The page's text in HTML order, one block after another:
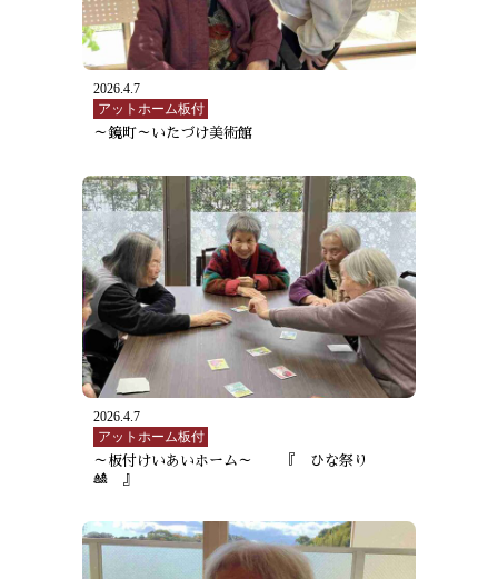
2026.4.7
アットホーム板付
～鏡町～いたづけ美術館
2026.4.7
アットホーム板付
～板付けいあいホーム～ 『 ひな祭り
🎎 』